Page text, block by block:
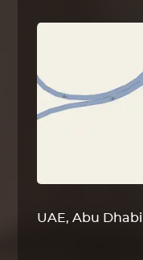
UAE, Abu Dhabi